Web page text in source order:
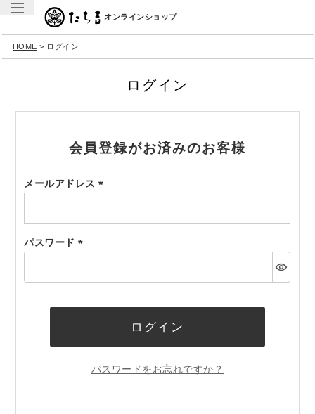
オンラインショップ
HOME ログイン
ログイン
会員登録がお済みのお客様
メールアドレス
須)
パスワード
須)
ログイン
パスワードをお忘れですか？